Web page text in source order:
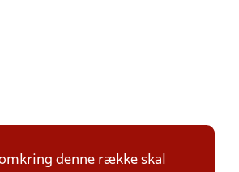
denne række skal